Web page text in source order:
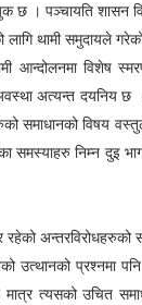
। पञ्चायति शासन
लागि थामी समुदायले
आन्दोलनमा विशेष
अत्यन्त दयनिय
समाधानको विषय
समस्याहरु निम्न दुइ
उत्थानको प्रश्नमा
त्यसको उचित